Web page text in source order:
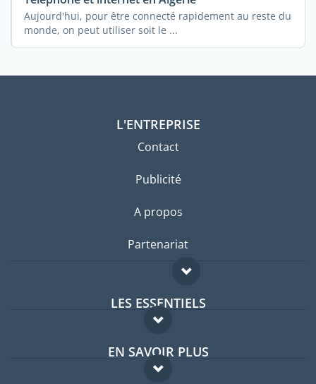
Aujourd'hui, pour être connecté rapidement au reste du
monde, on peut utiliser soit le ...
L'ENTREPRISE
Contact
Publicité
A propos
Partenariat
LES ESSENTIELS
Forum expatriés
Guides pays
EN SAVOIR PLUS
FAQ